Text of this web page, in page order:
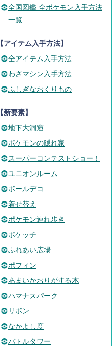
全国図鑑 全ポケモン入手方法
一覧
【アイテム入手方法】
全アイテム入手方法
わざマシン入手方法
ふしぎなおくりもの
【新要素】
地下大洞窟
ポケモンの隠れ家
スーパーコンテストショー！
ユニオンルーム
ボールデコ
着せ替え
ポケモン連れ歩き
ポケッチ
ふれあい広場
ポフィン
あまいかおりがする木
ハマナスパーク
リボン
なかよし度
バトルタワー